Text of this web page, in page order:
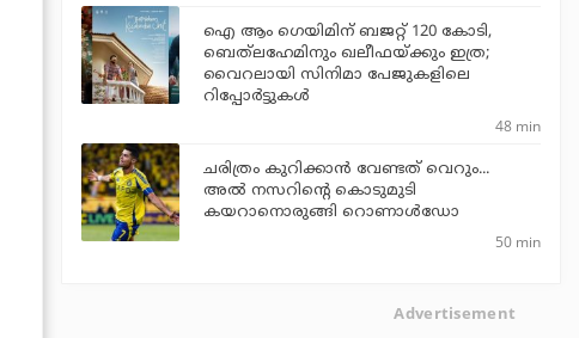
ഐ ആം ഗെയിമിന് ബജറ്റ് 120 കോടി,
ബെത്‌ലഹേമിനും ഖലീഫയ്ക്കും ഇത്ര;
വൈറലായി സിനിമാ പേജുകളിലെ
റിപ്പോര്‍ട്ടുകള്‍
48 min
ചരിത്രം കുറിക്കാന്‍ വേണ്ടത് വെറും...
അല്‍ നസറിന്റെ കൊടുമുടി
കയറാനൊരുങ്ങി റൊണാള്‍ഡോ
50 min
Advertisement